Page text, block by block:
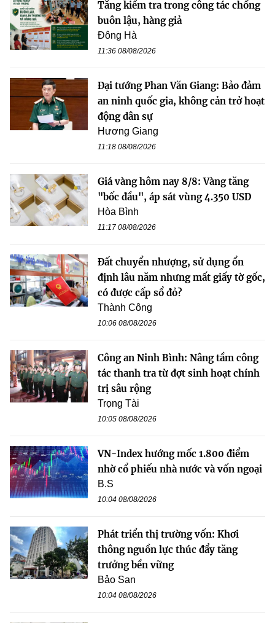
Tăng kiểm tra trong công tác chống
buôn lậu, hàng giả
Đông Hà
11:36 08/08/2026
Đại tướng Phan Văn Giang: Bảo đảm
an ninh quốc gia, không cản trở hoạt
động dân sự
Hương Giang
11:18 08/08/2026
Giá vàng hôm nay 8/8: Vàng tăng
"bốc đầu", áp sát vùng 4.350 USD
Hòa Bình
11:17 08/08/2026
Đất chuyển nhượng, sử dụng ổn
định lâu năm nhưng mất giấy tờ gốc,
có được cấp sổ đỏ?
Thành Công
10:06 08/08/2026
Công an Ninh Bình: Nâng tầm công
tác thanh tra từ đợt sinh hoạt chính
trị sâu rộng
Trọng Tài
10:05 08/08/2026
VN-Index hướng mốc 1.800 điểm
nhờ cổ phiếu nhà nước và vốn ngoại
B.S
10:04 08/08/2026
Phát triển thị trường vốn: Khơi
thông nguồn lực thúc đẩy tăng
trưởng bền vững
Bảo San
10:04 08/08/2026